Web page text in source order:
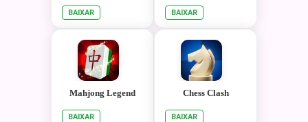
BAIXAR BAIXAR
Mahjong Legend
BAIXAR
Chess Clash
BAIXAR